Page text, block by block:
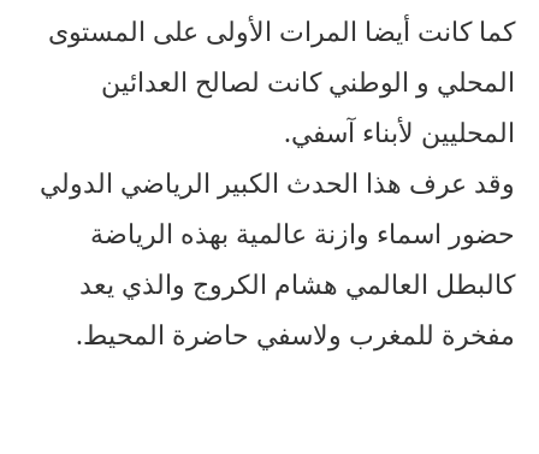
كما كانت أيضا المرات الأولى على المستوى
المحلي و الوطني كانت لصالح العدائين
المحليين لأبناء آسفي.
وقد عرف هذا الحدث الكبير الرياضي الدولي
حضور اسماء وازنة عالمية بهذه الرياضة
كالبطل العالمي هشام الكروج والذي يعد
مفخرة للمغرب ولاسفي حاضرة المحيط.